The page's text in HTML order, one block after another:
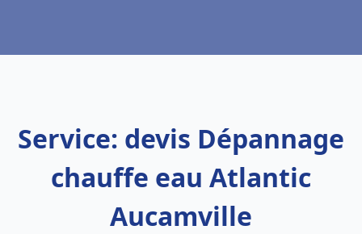
Service: devis Dépannage
chauffe eau Atlantic
Aucamville